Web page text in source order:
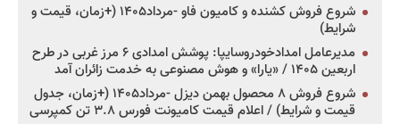
شروع فروش کشنده و کامیون فاو -مرداد۱۴۰۵ (+زمان، قیمت و
شرایط)
مدیرعامل امدادخودروسایپا: پوشش امدادی ۶ مرز غربی در طرح
اربعین ۱۴۰۵ / «یارا» و هوش مصنوعی به خدمت زائران آمد
شروع فروش ۸ محصول بهمن دیزل -مرداد۱۴۰۵ (+زمان، جدول
قیمت و شرایط) / اعلام قیمت کامیونت فورس ۳.۸ تن کمپرسی